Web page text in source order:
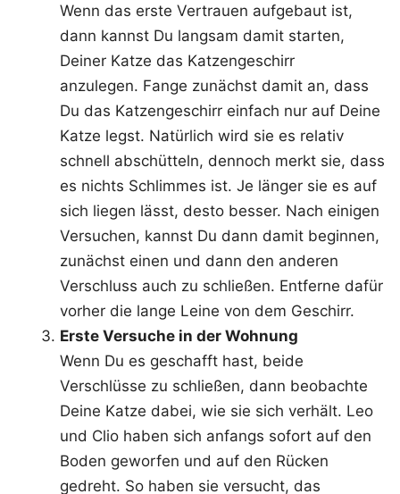
Wenn das erste Vertrauen aufgebaut ist,
dann kannst Du langsam damit starten,
Deiner Katze das Katzengeschirr
anzulegen. Fange zunächst damit an, dass
Du das Katzengeschirr einfach nur auf Deine
Katze legst. Natürlich wird sie es relativ
schnell abschütteln, dennoch merkt sie, dass
es nichts Schlimmes ist. Je länger sie es auf
sich liegen lässt, desto besser. Nach einigen
Versuchen, kannst Du dann damit beginnen,
zunächst einen und dann den anderen
Verschluss auch zu schließen. Entferne dafür
vorher die lange Leine von dem Geschirr.
Erste Versuche in der Wohnung
Wenn Du es geschafft hast, beide
Verschlüsse zu schließen, dann beobachte
Deine Katze dabei, wie sie sich verhält. Leo
und Clio haben sich anfangs sofort auf den
Boden geworfen und auf den Rücken
gedreht. So haben sie versucht, das